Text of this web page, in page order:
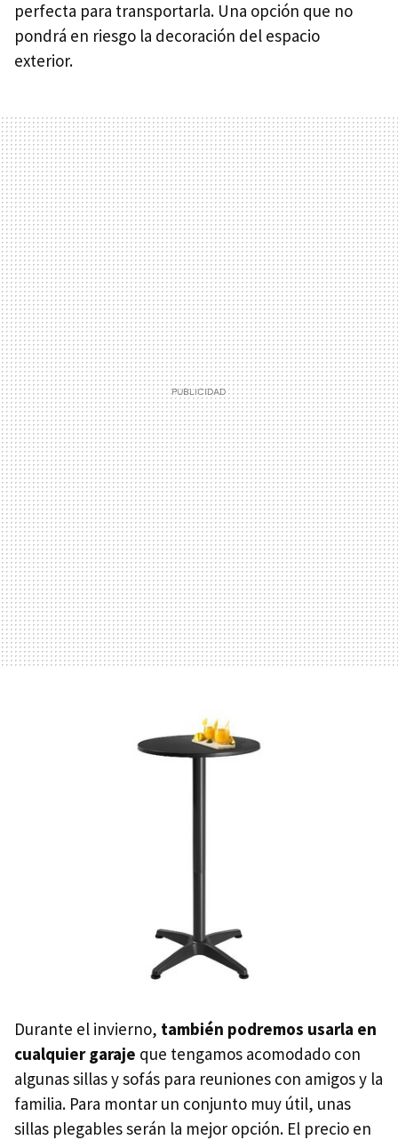
perfecta para transportarla. Una opción que no
pondrá en riesgo la decoración del espacio
exterior.
Durante el invierno, también podremos usarla en
cualquier garaje que tengamos acomodado con
algunas sillas y sofás para reuniones con amigos y la
familia. Para montar un conjunto muy útil, unas
sillas plegables serán la mejor opción. El precio en